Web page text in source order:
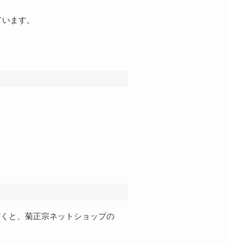
ます。
と、菊正宗ネットショップの